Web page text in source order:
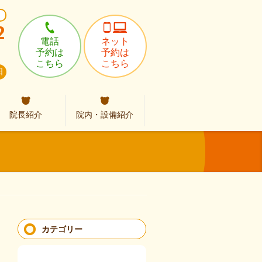
電話
予約は
こちら
ネット
予約は
こちら
院長紹介 院内・設備紹介
カテゴリー